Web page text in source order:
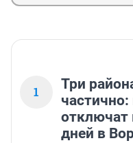
1
Три
частично:
отключат
дней в